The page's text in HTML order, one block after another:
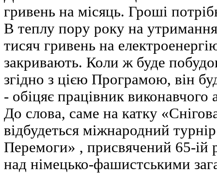
гривень на місяць. Гроші
В теплу пору року на
тисяч гривень на
закривають. Коли ж буде
згідно з цією Програмою, він
- обіцяє працівник виконавчого
До слова, саме на катку
відбудеться міжнародний
Перемоги» , присвячений 65-ій
над німецько-фашистськими